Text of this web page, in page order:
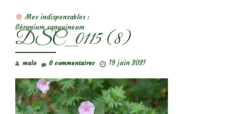
Mes indispensables :
Géranium sanguineum
DSC_0115 (8)
malo 19 juin 2021
0 commentaires